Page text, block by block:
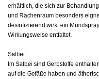
erhältlich, die sich zur
und Rachenraum besonders
desinfizierend wirkt ein
Wirkungsweise entfaltet.
Salbei:
Im Salbei sind Gerbstoffe
auf die Gefäße haben und